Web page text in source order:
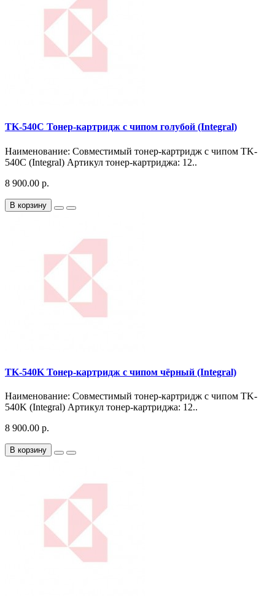
TK-540C Тонер-картридж с чипом голубой (Integral)
Наименование: Совместимый тонер-картридж с чипом TK-
540C (Integral) Артикул тонер-картриджа: 12..
8 900.00 р.
В корзину
TK-540K Тонер-картридж с чипом чёрный (Integral)
Наименование: Совместимый тонер-картридж с чипом TK-
540K (Integral) Артикул тонер-картриджа: 12..
8 900.00 р.
В корзину